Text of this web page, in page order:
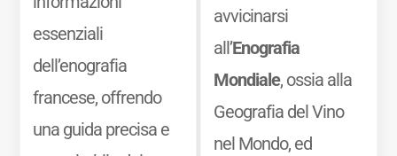
essenziali
dell’enografia
francese, offrendo
una guida precisa e
avvicinarsi
all’Enografia
Mondiale, ossia alla
Geografia del Vino
nel Mondo, ed